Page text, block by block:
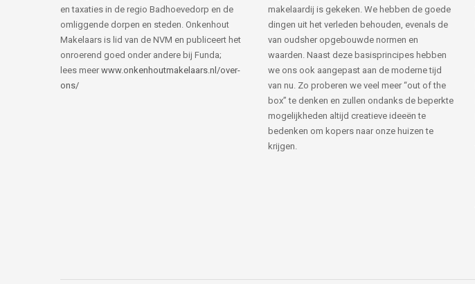
en taxaties in de regio Badhoevedorp en de
omliggende dorpen en steden. Onkenhout
Makelaars is lid van de NVM en publiceert het
onroerend goed onder andere bij Funda;
lees meer www.onkenhoutmakelaars.nl/over-
ons/
makelaardij is gekeken. We hebben de goede
dingen uit het verleden behouden, evenals de
van oudsher opgebouwde normen en
waarden. Naast deze basisprincipes hebben
we ons ook aangepast aan de moderne tijd
van nu. Zo proberen we veel meer “out of the
box” te denken en zullen ondanks de beperkte
mogelijkheden altijd creatieve ideeën te
bedenken om kopers naar onze huizen te
krijgen.